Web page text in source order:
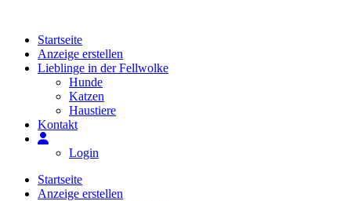
springenStartseite
Anzeige erstellen
Lieblinge in der Fellwolke
Hunde
Katzen
Haustiere
Kontakt
Login
Startseite
Anzeige erstellen